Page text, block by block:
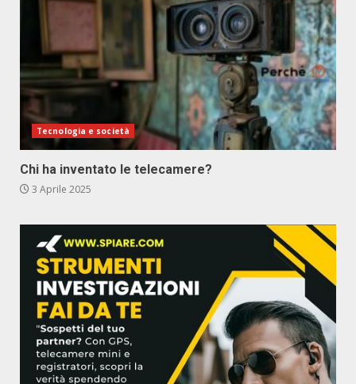
Tecnologia e società
Chi ha inventato le telecamere?
3 Aprile 2025